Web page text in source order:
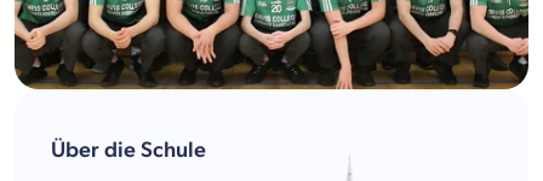
Über die Schule